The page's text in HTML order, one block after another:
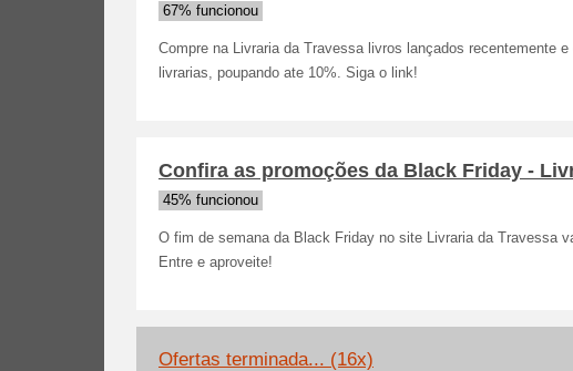
67% funcionou
Compre na Livraria da Travessa livros lançados recentemente
livrarias, poupando ate 10%. Siga o link!
Confira as promoções da Black Friday -
45% funcionou
O fim de semana da Black Friday no site Livraria da Travessa
Entre e aproveite!
Ofertas terminada... (16x)